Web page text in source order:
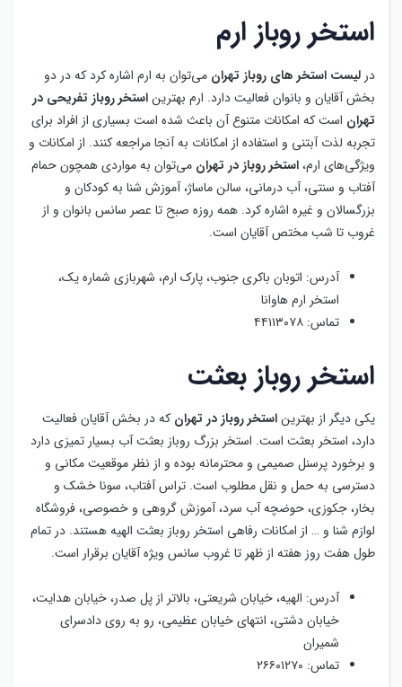
بزرگسالان و غیره اشاره کرد. همه روزه صبح تا عصر سانس بانوان و از
آدرس: اتوبان باکری جنوب، پارک ارم، شهربازی شماره یک،
استخر ارم هاوانا
تماس: ۴۴۱۱۳۰۷۸
استخر روباز بعثت
یکی دیگر از بهتریناستخر روباز در تهران
دارد، استخر بعثت است. استخر بزرگ روباز بعثت آب بسیار تمیزی دارد
و برخورد پرسنل صمیمی و محترمانه بوده و از نظر موقعیت مکانی و
دسترسی به حمل و نقل مطلوب است. تراس آفتاب، سونا خشک و
بخار، جکوزی، حوضچه آب سرد، آموزش گروهی و خصوصی، فروشگاه
طول هفت روز هفته از ظهر تا غروب سانس ویژه آقایان برقرار است.
آدرس: الهیه، خیابان شریعتی، بالاتر از پل صدر، خیابان هدایت،
خیابان دشتی، انتهای خیابان عظیمی، رو به روی دادسرای
شمیران
تماس: ۲۶۶۰۱۲۷۰
استخر روباز ارکیده
استخر روباز در تهران
زیاد است اما یکی از بهترین آن‌ها استخر ابریشم
است که با داشتن حوضچه آب سرد، جکوزی، ماساژ، حمام سنتی، سالن
بدنسازی و سونای خشک و بخار توانسته است میان بانوان جایگاه قابل
قبولی را کسب کند. ارکیده، شیک‌ترین
صبح تا عصر فعالیت دارد.